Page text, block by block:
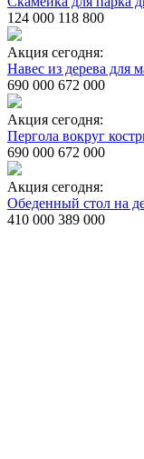
124 000 118 800
Акция сегодня:
Навес из дерева
690 000 672 000
Акция сегодня:
Пергола вокруг
690 000 672 000
Акция сегодня:
Обеденный стол на
410 000 389 000